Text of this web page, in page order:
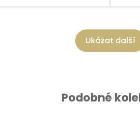
Ukázat další
Podobné